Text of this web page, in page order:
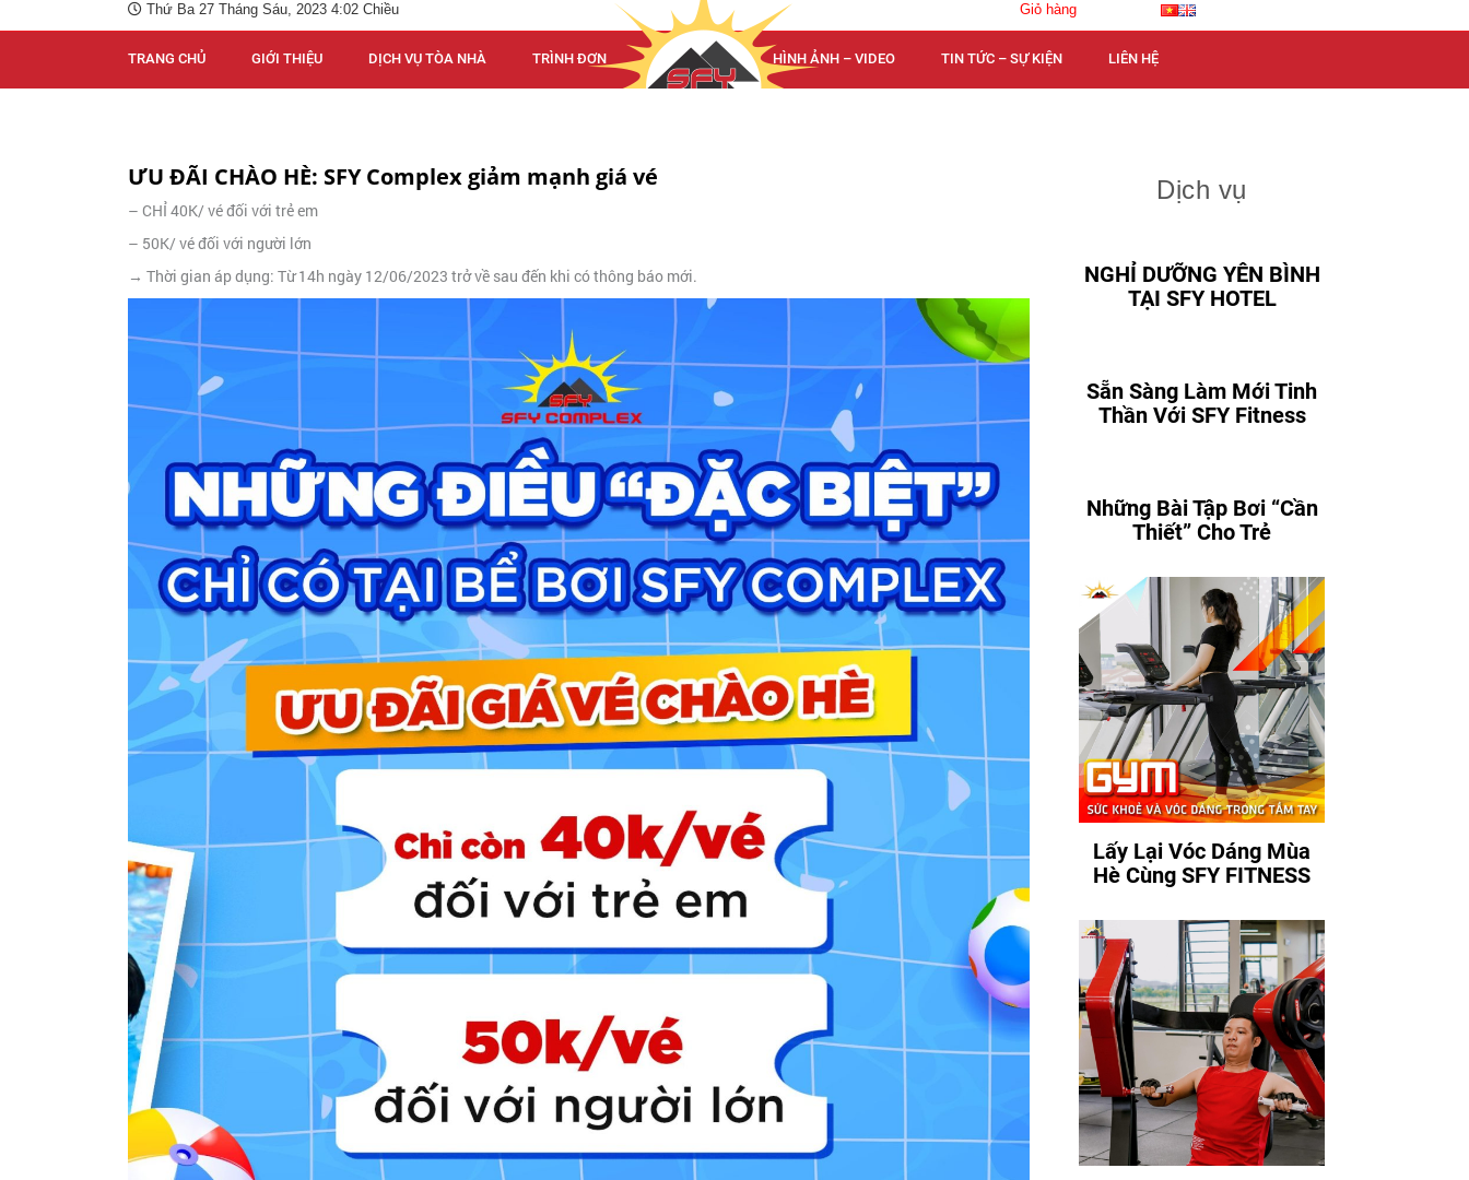
Thứ Ba 27 Tháng Sáu, 2023 4:02 Chiều Giỏ hàng
TRANG CHỦ GIỚI THIỆU DỊCH VỤ TÒA NHÀ TRÌNH ĐƠN TRÌNH ĐƠN HÌNH ẢNH – VIDEO TIN TỨC – SỰ KIỆN LIÊN HỆ
ƯU ĐÃI CHÀO HÈ: SFY Complex giảm mạnh giá vé
– CHỈ 40K/ vé đối với trẻ em
– 50K/ vé đối với người lớn
→ Thời gian áp dụng: Từ 14h ngày 12/06/2023 trở về sau đến khi có thông báo mới.
Dịch vụ
NGHỈ DƯỠNG YÊN BÌNH
TẠI SFY HOTEL
Sẵn Sàng Làm Mới Tinh
Thần Với SFY Fitness
Những Bài Tập Bơi “Cần
Thiết” Cho Trẻ
Lấy Lại Vóc Dáng Mùa
Hè Cùng SFY FITNESS